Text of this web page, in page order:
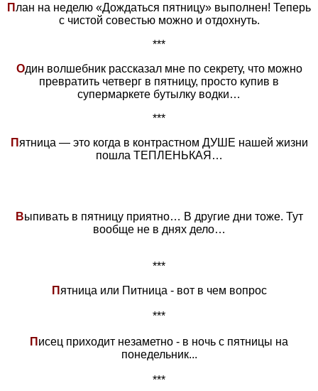
П лан на неделю «Дождаться пятницу» выполнен! Теперь
с чистой совестью можно и отдохнуть.
***
Один волшебник рассказал мне по секрету, что можно
превратить четверг в пятницу, просто купив в
супермаркете бутылку водки…
***
П ятница — это когда в контрастном ДУШЕ нашей жизни
пошла ТЕПЛЕНЬКАЯ…
Выпивать в пятницу приятно… В другие дни тоже. Тут
вообще не в днях дело…
***
П ятница или Питница - вот в чем вопрос
***
П исец приходит незаметно - в ночь с пятницы на
понедельник...
***